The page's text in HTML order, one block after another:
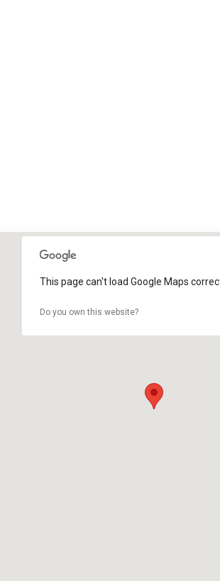
This page can't load Google Maps
Do you own this website?